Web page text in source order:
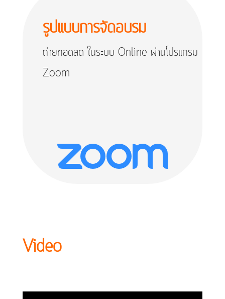
รูปแบบการจัดอบรม
ถ่ายทอดสด ในระบบ Online ผ่านโปรแกรม
Zoom
Video